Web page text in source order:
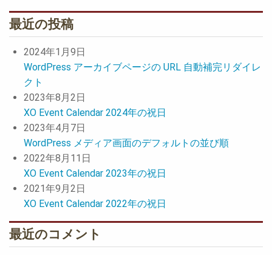
最近の投稿
2024年1月9日
WordPress アーカイブページの URL 自動補完リダイレ
クト
2023年8月2日
XO Event Calendar 2024年の祝日
2023年4月7日
WordPress メディア画面のデフォルトの並び順
2022年8月11日
XO Event Calendar 2023年の祝日
2021年9月2日
XO Event Calendar 2022年の祝日
最近のコメント